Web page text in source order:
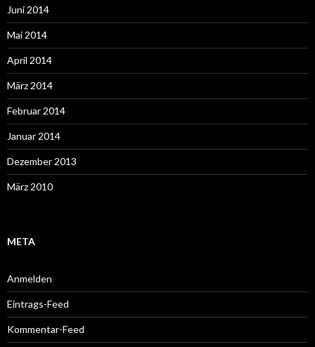
Juni 2014
Mai 2014
April 2014
März 2014
Februar 2014
Januar 2014
Dezember 2013
März 2010
META
Anmelden
Eintrags-Feed
Kommentar-Feed